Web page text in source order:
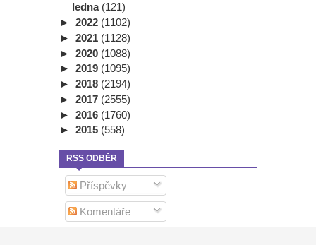
ledna (121)
► 2022 (1102)
► 2021 (1128)
► 2020 (1088)
► 2019 (1095)
► 2018 (2194)
► 2017 (2555)
► 2016 (1760)
► 2015 (558)
RSS ODBĚR
Příspěvky
Komentáře